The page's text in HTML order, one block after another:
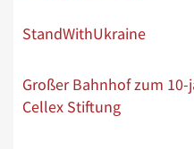
StandWithUkraine
Großer Bahnhof zum
Cellex Stiftung